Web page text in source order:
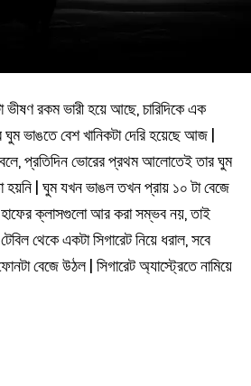
রকম ভারী হয়ে আছে, চারিদিকে এক
ভাঙতে বেশ খানিকটা দেরি হয়েছে আজ |
বলে, প্রতিদিন ভোরের প্রথম আলোতেই তার ঘুম
| ঘুম যখন ভাঙল তখন প্রায় ১০ টা বেজে
ক্লাসগুলো আর করা সম্ভব নয়, তাই
থেকে একটা সিগারেট নিয়ে ধরাল, সবে
বেজে উঠল | সিগারেট অ্যাস্ট্রেতে নামিয়ে